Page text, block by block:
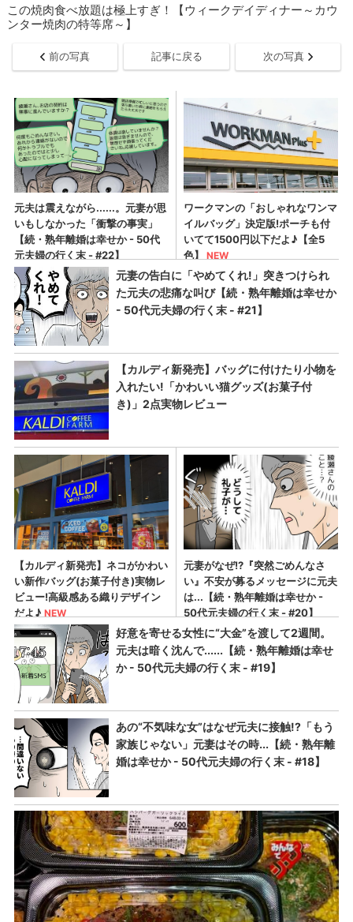
この焼肉食べ放題は極上すぎ！【ウィークデイディナー～カウ
ンター焼肉の特等席～】
前の写真 記事に戻る 次の写真